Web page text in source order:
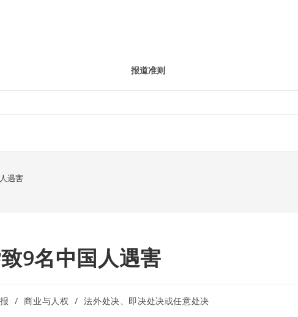
报道准则
遇害
9名中国人遇害
/ 商业与人权 / 法外处决、即决处决或任意处决